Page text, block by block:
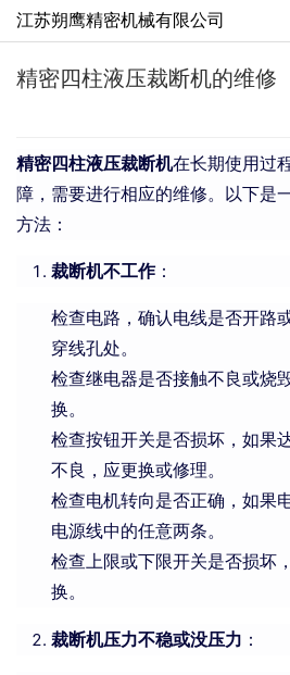
江苏朔鹰精密机械有限公司
精密四柱液压裁断机的维修
精密四柱液压裁断机在长期使用过
障，需要进行相应的维修。以下是
方法：
裁断机不工作：
检查电路，确认电线是否开路
穿线孔处。
检查继电器是否接触不良或烧
换。
检查按钮开关是否损坏，如果
不良，应更换或修理。
检查电机转向是否正确，如果
电源线中的任意两条。
检查上限或下限开关是否损坏
换。
裁断机压力不稳或没压力 ：